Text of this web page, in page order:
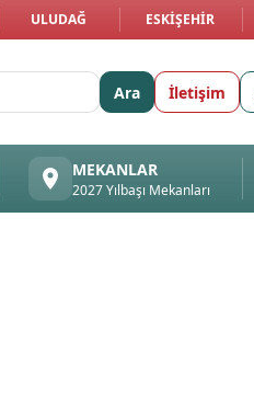
ULUDAĞ ESKIŞEHIR
Ara İletişim
MEKANLAR
2027 Yılbaşı Mekanları